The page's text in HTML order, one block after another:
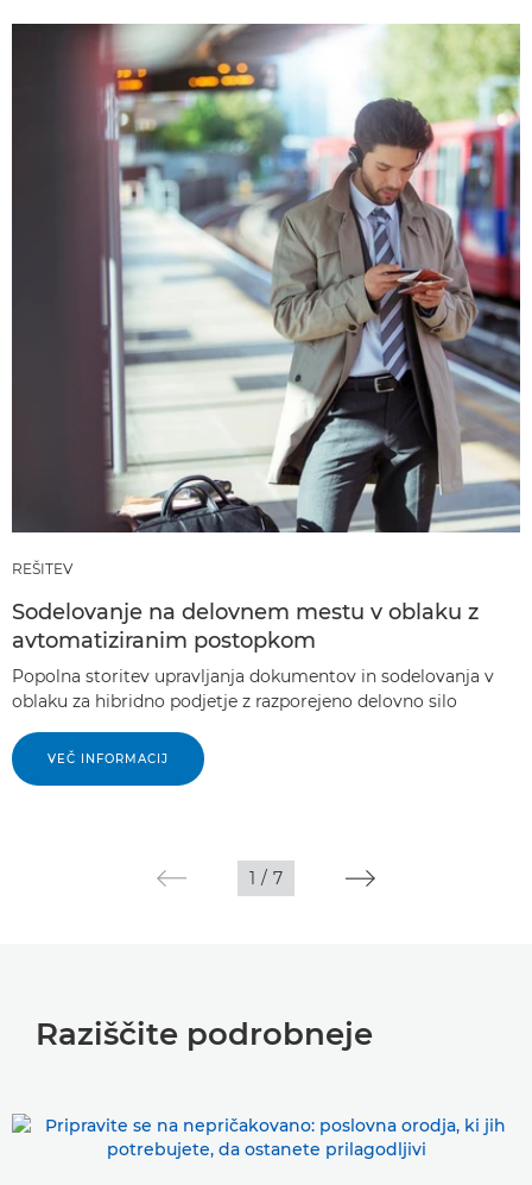
REŠITEV
Sodelovanje na delovnem mestu v oblaku z
avtomatiziranim postopkom
Popolna storitev upravljanja dokumentov in sodelovanja v
oblaku za hibridno podjetje z razporejeno delovno silo
VEČ INFORMACIJ
1 / 7
Raziščite podrobneje